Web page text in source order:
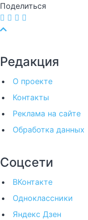
Поделиться
Редакция
О проекте
Контакты
Реклама на сайте
Обработка данных
Соцсети
ВКонтакте
Одноклассники
Яндекс Дзен